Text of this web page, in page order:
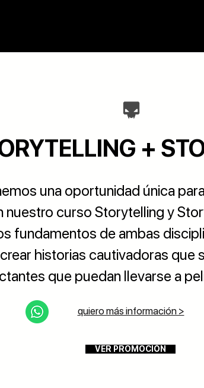
+
una oportunidad única
nuestro curso Storytelling y
fundamentos de ambas
historias cautivadoras que
que puedan llevarse a
quiero más información >
VER PROMOCIÓN